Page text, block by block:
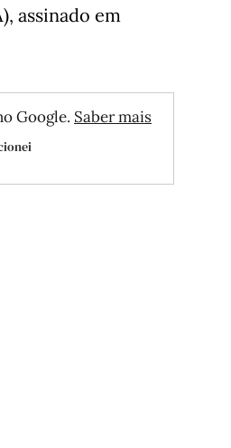
assinado em
Google. Saber mais